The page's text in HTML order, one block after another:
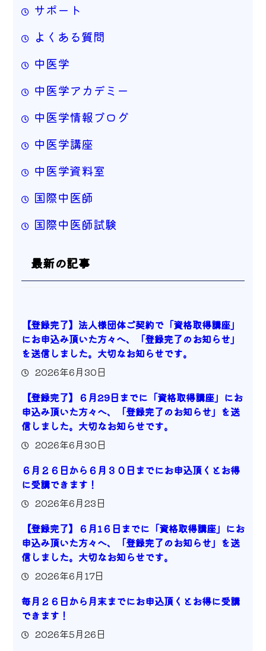
サポート
よくある質問
中医学
中医学アカデミー
中医学情報ブログ
中医学講座
中医学資料室
国際中医師
国際中医師試験
最新の記事
【登録完了】法人様団体ご契約で「資格取得講座」
にお申込み頂いた方々へ、「登録完了のお知らせ」
を送信しました。大切なお知らせです。
2026年6月30日
【登録完了】６月29日までに「資格取得講座」にお
申込み頂いた方々へ、「登録完了のお知らせ」を送
信しました。大切なお知らせです。
2026年6月30日
６月２６日から６月３０日までにお申込頂くとお得
に受講できます！
2026年6月23日
【登録完了】６月1６日までに「資格取得講座」にお
申込み頂いた方々へ、「登録完了のお知らせ」を送
信しました。大切なお知らせです。
2026年6月17日
毎月２６日から月末までにお申込頂くとお得に受講
できます！
2026年5月26日